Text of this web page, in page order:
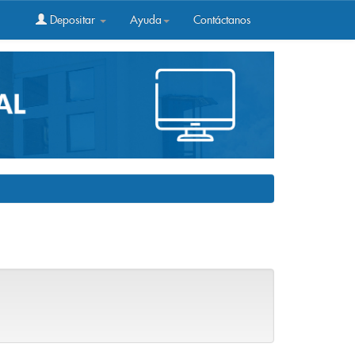
Depositar Ayuda Contáctanos